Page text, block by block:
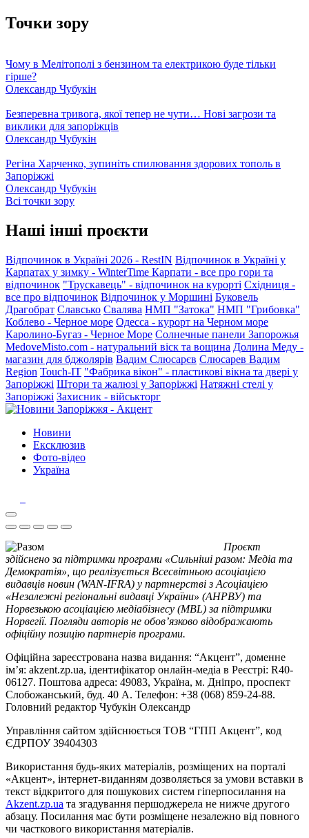
Точки зору
Чому в Мелітополі з бензином та електрикою буде тільки
гірше?
Олександр Чубукін
Безперевна тривога, якої тепер не чути… Нові загрози та
виклики для запоріжців
Олександр Чубукін
Регіна Харченко, зупиніть спилювання здорових тополь в
Запоріжжі
Олександр Чубукін
Всі точки зору
Наші інші проєкти
Відпочинок в Україні 2026 - RestIN Відпочинок в Україні у
Карпатах у зимку - WinterTime Карпати - все про гори та
відпочинок "Трускавець" - відпочинок на курорті Східниця -
все про відпочинок Відпочинок у Моршині Буковель
Драгобрат Славсько Свалява НМП "Затока" НМП "Грибовка"
Коблево - Черное море Одесса - курорт на Черном море
Каролино-Бугаз - Черное Море Солнечные панели Запорожья
MedoveMisto.com - натуральний віск та вощина Долина Меду -
магазин для бджолярів Вадим Слюсарєв Слюсарев Вадим
Region Touch-IT "Фабрика вікон" - пластикові вікна та двері у
Запоріжжі Штори та жалюзі у Запоріжжі Натяжні стелі у
Запоріжжі Захисник - військторг
Новини
Ексклюзив
Фото-відео
Україна
Проєкт
здійснено за підтримки програми «Сильніші разом: Медіа та
Демократія», що реалізується Всесвітньою асоціацією
видавців новин (WAN-IFRA) у партнерстві з Асоціацією
«Незалежні регіональні видавці України» (АНРВУ) та
Норвезькою асоціацією медіабізнесу (MBL) за підтримки
Норвегії. Погляди авторів не обов’язково відображають
офіційну позицію партнерів програми.
Офіційна зареєстрована назва видання: “Акцент”, доменне
ім’я: akzent.zp.ua, ідентифікатор онлайн-медіа в Реєстрі: R40-
06127. Поштова адреса: 49083, Україна, м. Дніпро, проспект
Слобожанський, буд. 40 А. Телефон: +38 (068) 859-24-88.
Головний редактор Чубукін Олександр
Управління сайтом здійснюється ТОВ “ГПП Акцент”, код
ЄДРПОУ 39404303
Використання будь-яких матеріалів, розміщених на порталі
«Акцент», інтернет-виданням дозволяється за умови вставки в
текст відкритого для пошукових систем гіперпосилання на
Akzent.zp.ua та згадування першоджерела не нижче другого
абзацу. Посилання має бути розміщене незалежно від повного
чи часткового використання матеріалів.